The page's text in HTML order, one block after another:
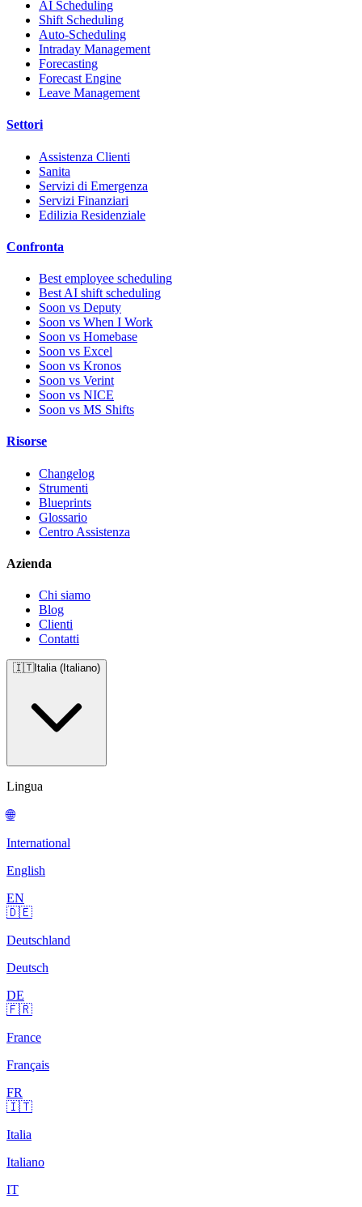
AI Scheduling
Shift Scheduling
Auto-Scheduling
Intraday Management
Forecasting
Forecast Engine
Leave Management
Settori
Assistenza Clienti
Sanita
Servizi di Emergenza
Servizi Finanziari
Edilizia Residenziale
Confronta
Best employee scheduling
Best AI shift scheduling
Soon vs Deputy
Soon vs When I Work
Soon vs Homebase
Soon vs Excel
Soon vs Kronos
Soon vs Verint
Soon vs NICE
Soon vs MS Shifts
Risorse
Changelog
Strumenti
Blueprints
Glossario
Centro Assistenza
Azienda
Chi siamo
Blog
Clienti
Contatti
🇮🇹Italia (Italiano)
Lingua
🌐
International
English
EN
🇩🇪
Deutschland
Deutsch
DE
🇫🇷
France
Français
FR
🇮🇹
Italia
Italiano
IT